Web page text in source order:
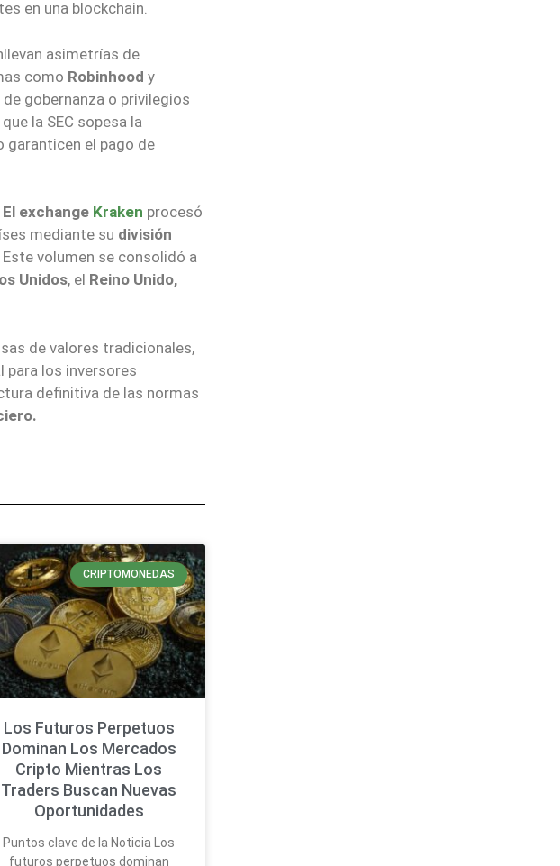
en una blockchain.
asimetrías de
como Robinhood y
gobernanza o privilegios
la SEC sopesa la
garanticen el pago de
El exchange Kraken procesó
mediante su división
volumen se consolidó a
Unidos, el Reino Unido,
de valores tradicionales,
para los inversores
definitiva de las normas
CRIPTOMONEDAS
Los Futuros Perpetuos
Dominan Los Mercados
Cripto Mientras Los
Traders Buscan Nuevas
Oportunidades
Puntos clave de la Noticia Los
futuros perpetuos dominan